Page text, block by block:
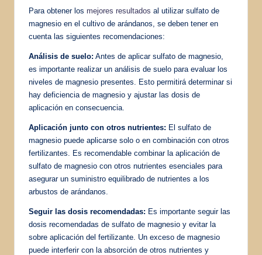
Para obtener los mejores resultados al utilizar sulfato de
magnesio en el cultivo de arándanos, se deben tener en
cuenta las siguientes recomendaciones:
Análisis de suelo: Antes de aplicar sulfato de magnesio,
es importante realizar un análisis de suelo para evaluar los
niveles de magnesio presentes. Esto permitirá determinar si
hay deficiencia de magnesio y ajustar las dosis de
aplicación en consecuencia.
Aplicación junto con otros nutrientes: El sulfato de
magnesio puede aplicarse solo o en combinación con otros
fertilizantes. Es recomendable combinar la aplicación de
sulfato de magnesio con otros nutrientes esenciales para
asegurar un suministro equilibrado de nutrientes a los
arbustos de arándanos.
Seguir las dosis recomendadas: Es importante seguir las
dosis recomendadas de sulfato de magnesio y evitar la
sobre aplicación del fertilizante. Un exceso de magnesio
puede interferir con la absorción de otros nutrientes y